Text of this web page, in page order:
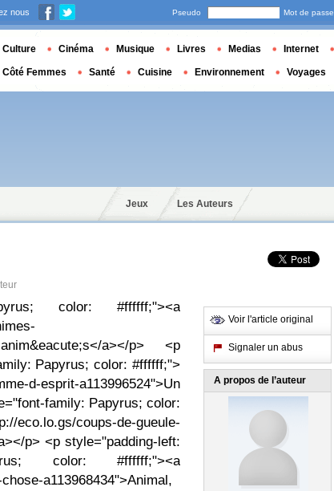
Jeux Les Auteurs
color: #ffffff;"><a
a></p> <p
Papyrus; color: #ffffff;">
d-esprit-a113996524">Un
family: Papyrus; color:
coups-de-gueule-
p> <p style="padding-left:
color: #ffffff;"><a
a113968434">Animal,
Voir l'article original
Signaler un abus
A propos de l’auteur
nous Pseudo Mot de passe
Culture Cinéma Musique Livres Medias Internet
Côté Femmes Santé Cuisine Environnement Voyages